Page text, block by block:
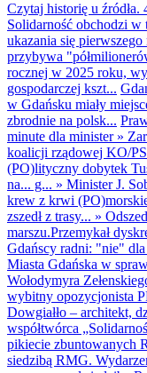
Czytaj historię u
Solidarność obchodzi
ukazania się pierwszego
przybywa
rocznej w 2025 roku,
gospodarczej kszt...
w Gdańsku miały
zbrodnie na polsk...
minute dla minister»
koalicji rządowej KO/
(PO)lityczny dobytek
na... g... » Minister J.
krew z krwi
zszedł z trasy... »
marszu.Przemykał
Gdańscy radni: "nie"
Miasta Gdańska w
Wołodymyra
wybitny opozycjonista
Dowgiałło – architekt,
współtwórca
pikiecie zbuntowanych
siedzibą RMG.